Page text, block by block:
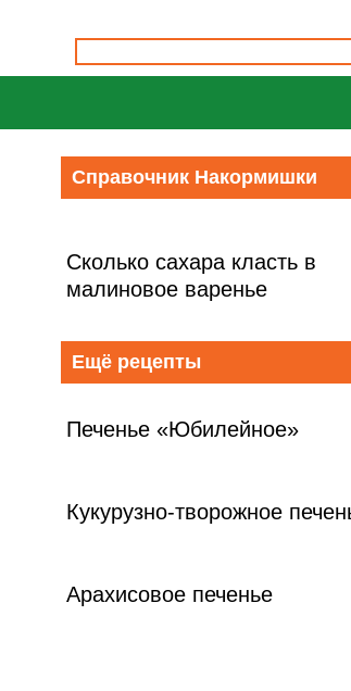
Справочник Накормишки
Сколько сахара класть в
малиновое варенье
Ещё рецепты
Печенье «Юбилейное»
Кукурузно-творожное
Арахисовое печенье